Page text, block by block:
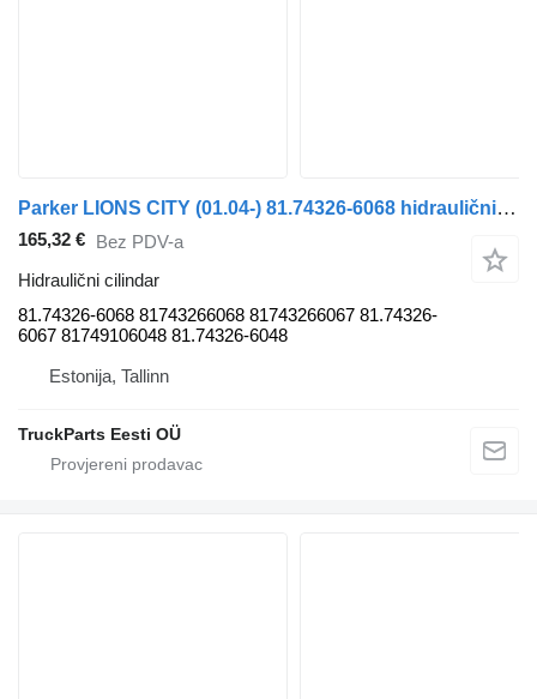
Parker LIONS CITY (01.04-) 81.74326-6068 hidraulični cilindar za MAN autobusa
165,32 € Bez PDV-a
Hidraulični cilindar
81.74326-6068 81743266068 81743266067 81.74326-
6067 81749106048 81.74326-6048
Estonija, Tallinn
TruckParts Eesti OÜ